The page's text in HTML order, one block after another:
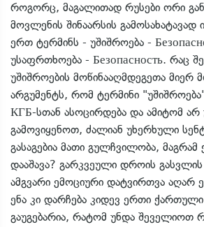
როგორც, მაგალითად რუსები ორი
მოვლენის შინაარსის
ერთ ტერმინს - უშიშროება -
უსაფრთხოება - Безопасность. რაც
უშიშროების მოწინააღმდეგეთა მიერ
არგუმენტს, რომ ტერმინი
КГБ-სთან ასოცირდება და ამიტომ არ
გამოვიყენოთ, ძალიან უხერხული
გასაგებია მათი გულჩვილობა,
დააშავა? გარკვეული დროის გასვლის
ამგვარი ემოციური დატვირთვა აღარ
ენა კი დარჩება კიდევ ერთი
გაუგებარია, რატომ უნდა შეველიოთ